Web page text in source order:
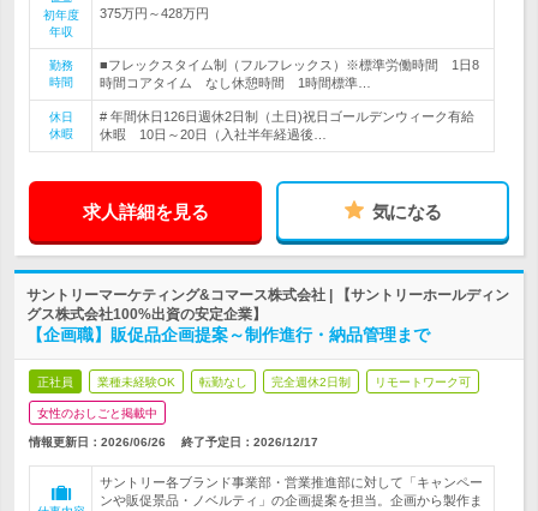
初年度
年収
375万円～428万円
勤務
時間
■フレックスタイム制（フルフレックス）※標準労働時間 1日8
時間コアタイム なし休憩時間 1時間標準…
休日
休暇
# 年間休日126日週休2日制（土日)祝日ゴールデンウィーク有給
休暇 10日～20日（入社半年経過後…
求人詳細を見る 気になる
サントリーマーケティング&コマース株式会社 | 【サントリーホールディン
グス株式会社100%出資の安定企業】
【企画職】販促品企画提案～制作進行・納品管理まで
正社員 業種未経験OK 転勤なし 完全週休2日制 リモートワーク可
女性のおしごと掲載中
情報更新日：2026/06/26 終了予定日： 2026/12/17
サントリー各ブランド事業部・営業推進部に対して「キャンペー
ンや販促景品・ノベルティ」の企画提案を担当。企画から製作ま